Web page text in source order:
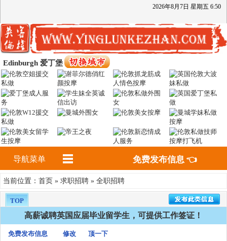
2026年8月 7日 星期五 6:50
Edinburgh 爱丁堡
导航菜单 免费发布信息 👈
当前位置： 首页 » 求职招聘 » 全职招聘
TOP
高薪诚聘英国应届毕业留学生，可提供工作签证！
免费发布信息 修改 顶一下